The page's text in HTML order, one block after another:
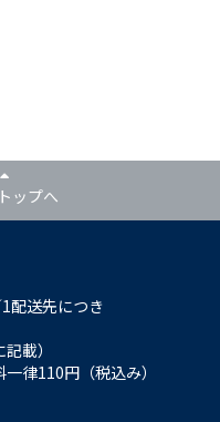
ップへ
配送先につき
載）
律110円（税込み）